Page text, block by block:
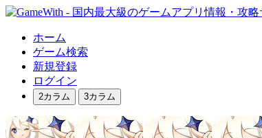
ホーム
ゲーム検索
新規登録
ログイン
2カラム 3カラム